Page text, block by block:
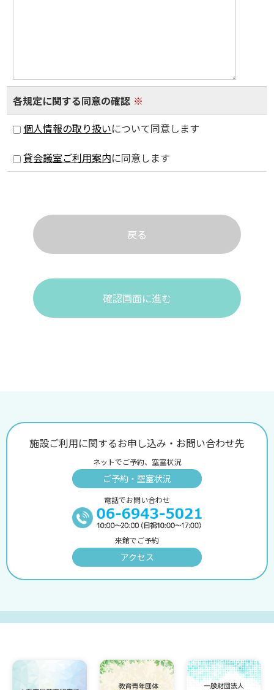
各規定に関する同意の確認 ※
個人情報の取り扱いについて同意します
貸会議室ご利用案内に同意します
戻る
確認画面に進む
施設ご利用に関するお申し込み・お問い合わせ先
ネットでご予約、空室状況
ご予約・空室状況
電話でお問い合わせ
来館でご予約
アクセス